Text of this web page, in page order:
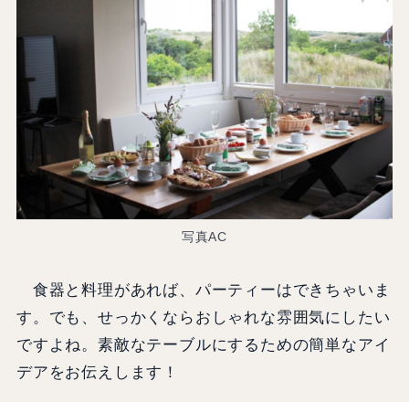
写真AC
食器と料理があれば、パーティーはできちゃいま
す。でも、せっかくならおしゃれな雰囲気にしたい
ですよね。素敵なテーブルにするための簡単なアイ
デアをお伝えします！